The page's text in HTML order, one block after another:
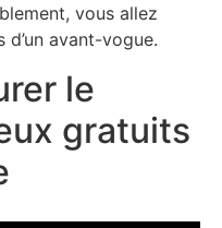
vous allez
avant-vogue.
le
gratuits